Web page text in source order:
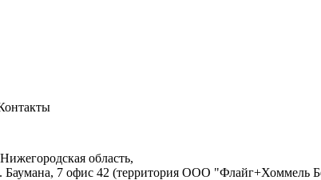
область,
Баумана, 7 офис 42 (территория ООО "Флайг+Хоммель